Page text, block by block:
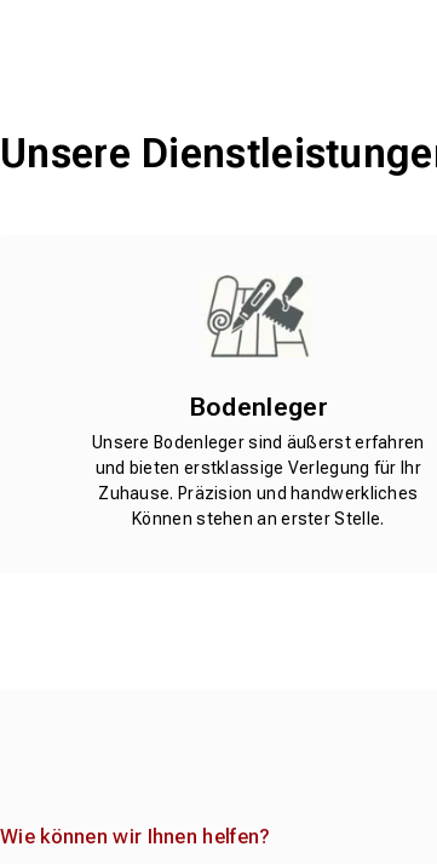
Unsere
Bodenleger
Unsere Bodenleger sind äußerst erfahren
und bieten erstklassige Verlegung für Ihr
Zuhause. Präzision und handwerkliches
Können stehen an erster Stelle.
Wie können wir Ihnen helfen?